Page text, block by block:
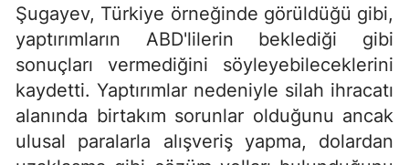
Şugayev, Türkiye örneğinde görüldüğü gibi,
yaptırımların ABD'lilerin beklediği gibi
sonuçları vermediğini söyleyebileceklerini
kaydetti. Yaptırımlar nedeniyle silah ihracatı
alanında birtakım sorunlar olduğunu ancak
ulusal paralarla alışveriş yapma, dolardan